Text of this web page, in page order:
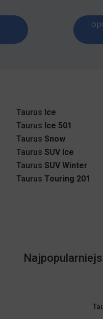
Taurus Ice
Taurus Ice 501
Taurus Snow
Taurus SUV Ice
Taurus SUV Winter
Taurus Touring 201